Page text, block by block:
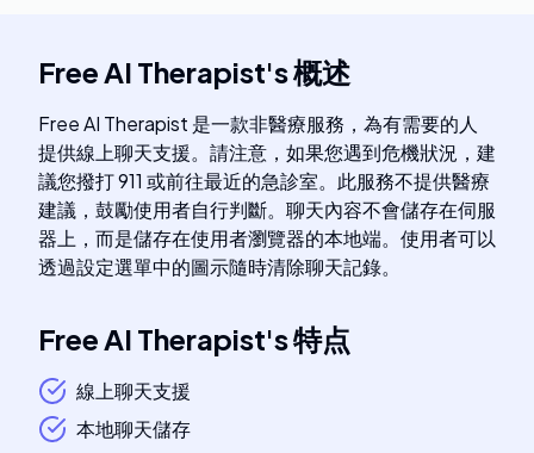
Free AI Therapist's概述
Free AI Therapist 是一款非醫療服務，為有需要的人
提供線上聊天支援。請注意，如果您遇到危機狀況，建
議您撥打 911 或前往最近的急診室。此服務不提供醫療
建議，鼓勵使用者自行判斷。聊天內容不會儲存在伺服
器上，而是儲存在使用者瀏覽器的本地端。使用者可以
透過設定選單中的圖示隨時清除聊天記錄。
Free AI Therapist's特点
線上聊天支援
本地聊天儲存